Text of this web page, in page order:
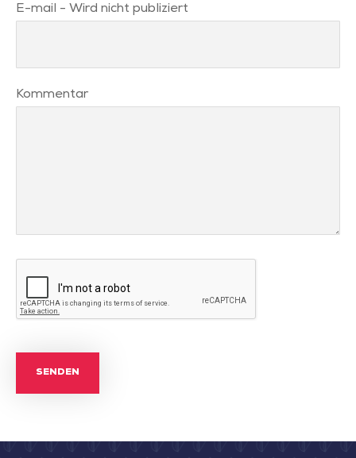
E-mail - Wird nicht publiziert
Kommentar
SENDEN